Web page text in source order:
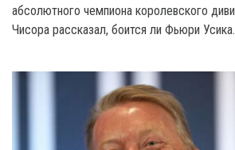
абсолютного чемпиона королевского
Чисора рассказал, боится ли Фьюри Усика.